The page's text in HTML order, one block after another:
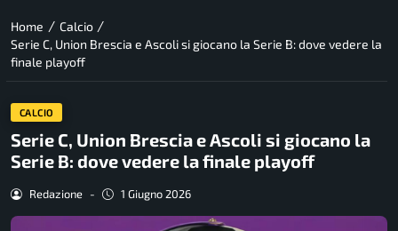
Home / Calcio /
Serie C, Union Brescia e Ascoli si giocano la Serie B: dove vedere la
finale playoff
CALCIO
Serie C, Union Brescia e Ascoli si giocano la
Serie B: dove vedere la finale playoff
Redazione - 1 Giugno 2026